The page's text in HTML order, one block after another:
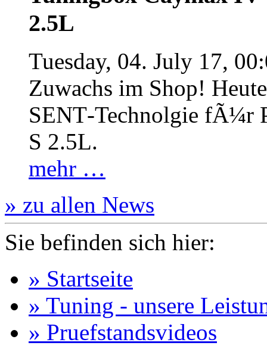
2.5L
Tuesday, 04. July 17,
Zuwachs im Shop!
SENT‐Technolgie fÃ¼r
S 2.5L.
mehr …
» zu allen News
Sie befinden sich hier:
» Startseite
» Tuning - unsere
» Pruefstandsvideos